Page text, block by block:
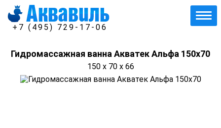
+7 (495) 729-17-06
Гидромассажная ванна Акватек Альфа 150x70
150 x 70 x 66